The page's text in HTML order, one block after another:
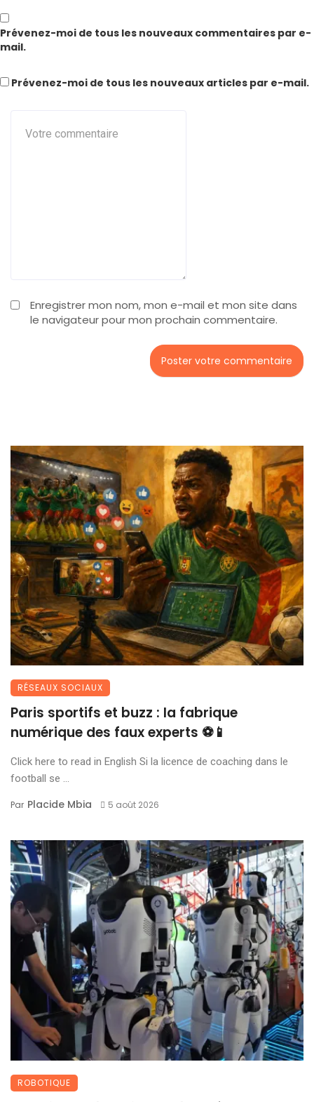
Enregistrer mon nom, mon e-mail et mon site dans
le navigateur pour mon prochain commentaire.
Prévenez-moi de tous les nouveaux commentaires par e-
mail.
Prévenez-moi de tous les nouveaux articles par e-mail.
RÉSEAUX SOCIAUX
Paris sportifs et buzz : la fabrique
numérique des faux experts ⚽📱
Click here to read in English Si la licence de coaching dans le
football se ...
Par Placide Mbia 5 août 2026
ROBOTIQUE